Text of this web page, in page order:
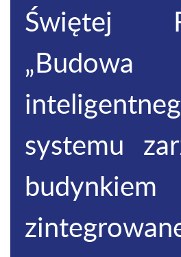
Świętej
„Budowa
systemu